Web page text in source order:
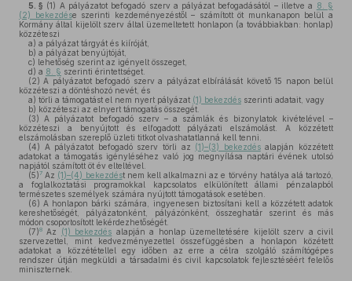
5. § (1) A pályázatot befogadó szerv a pályázat befogadásától – illetve a 8. §
(2) bekezdése szerinti kezdeményezéstől – számított öt munkanapon belül a
Kormány által kijelölt szerv által üzemeltetett honlapon (a továbbiakban: honlap)
közzéteszi
a) a pályázat tárgyát és kiíróját,
b) a pályázat benyújtóját,
c) lehetőség szerint az igényelt összeget,
d) a 8. § szerinti érintettséget.
(2) A pályázatot befogadó szerv a pályázat elbírálását követő 15 napon belül
közzéteszi a döntéshozó nevét, és
a) törli a támogatást el nem nyert pályázat (1) bekezdés szerinti adatait, vagy
b) közzéteszi az elnyert támogatás összegét.
(3) A pályázatot befogadó szerv – a számlák és bizonylatok kivételével –
közzéteszi a benyújtott és elfogadott pályázati elszámolást. A közzétett
elszámolásban szereplő üzleti titkot olvashatatlanná kell tenni.
(4) A pályázatot befogadó szerv törli az (1)–(3) bekezdésalapján közzétett
adatokat a támogatás igényléséhez való jog megnyílása naptári évének utolsó
napjától számított öt év elteltével.
(5)7 Az (1)–(4) bekezdést nem kell alkalmazni az e törvény hatálya alá tartozó,
a foglalkoztatási programokkal kapcsolatos elkülönített állami pénzalapból
természetes személyek számára nyújtott támogatások esetében.
(6) A honlapon bárki számára, ingyenesen biztosítani kell a közzétett adatok
kereshetőségét, pályázatonként, pályázónként, összeghatár szerint és más
módon csoportosított lekérdezhetőségét.
(7)8 Az (1) bekezdés alapján a honlap üzemeltetésére kijelölt szerv a civil
szervezettel, mint kedvezményezettel összefüggésben a honlapon közétett
adatokat a közzététellel egy időben az erre a célra szolgáló számítógépes
rendszer útján megküldi a társadalmi és civil kapcsolatok fejlesztéséért felelős
miniszternek.